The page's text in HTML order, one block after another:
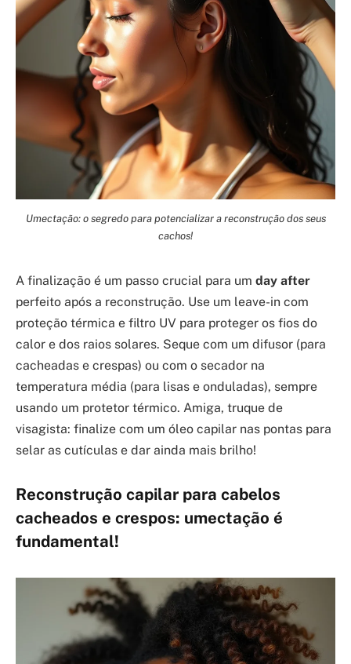
Umectação: o segredo para potencializar a reconstrução dos seus
cachos!
A finalização é um passo crucial para um day after
perfeito após a reconstrução. Use um leave-in com
proteção térmica e filtro UV para proteger os fios do
calor e dos raios solares. Seque com um difusor (para
cacheadas e crespas) ou com o secador na
temperatura média (para lisas e onduladas), sempre
usando um protetor térmico. Amiga, truque de
visagista: finalize com um óleo capilar nas pontas para
selar as cutículas e dar ainda mais brilho!
Reconstrução capilar para cabelos
cacheados e crespos: umectação é
fundamental!